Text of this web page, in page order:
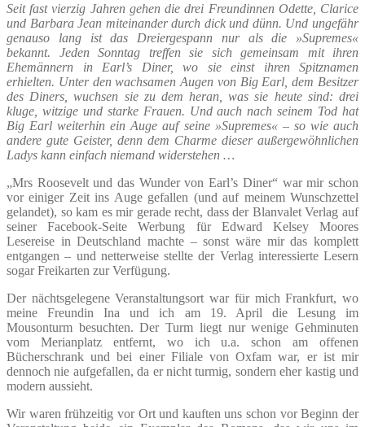
Seit fast vierzig Jahren gehen die drei Freundinnen Odette, Clarice
und Barbara Jean miteinander durch dick und dünn. Und ungefähr
genauso lang ist das Dreiergespann nur als die »Supremes«
bekannt. Jeden Sonntag treffen sie sich gemeinsam mit ihren
Ehemännern in Earl’s Diner, wo sie einst ihren Spitznamen
erhielten. Unter den wachsamen Augen von Big Earl, dem Besitzer
des Diners, wuchsen sie zu dem heran, was sie heute sind: drei
kluge, witzige und starke Frauen. Und auch nach seinem Tod hat
Big Earl weiterhin ein Auge auf seine »Supremes« – so wie auch
andere gute Geister, denn dem Charme dieser außergewöhnlichen
Ladys kann einfach niemand widerstehen …
„Mrs Roosevelt und das Wunder von Earl’s Diner“ war mir schon
vor einiger Zeit ins Auge gefallen (und auf meinem Wunschzettel
gelandet), so kam es mir gerade recht, dass der Blanvalet Verlag auf
seiner Facebook-Seite Werbung für Edward Kelsey Moores
Lesereise in Deutschland machte – sonst wäre mir das komplett
entgangen – und netterweise stellte der Verlag interessierte Lesern
sogar Freikarten zur Verfügung.
Der nächtsgelegene Veranstaltungsort war für mich Frankfurt, wo
meine Freundin Ina und ich am 19. April die Lesung im
Mousonturm besuchten. Der Turm liegt nur wenige Gehminuten
vom Merianplatz entfernt, wo ich u.a. schon am offenen
Bücherschrank und bei einer Filiale von Oxfam war, er ist mir
dennoch nie aufgefallen, da er nicht turmig, sondern eher kastig und
modern aussieht.
Wir waren frühzeitig vor Ort und kauften uns schon vor Beginn der